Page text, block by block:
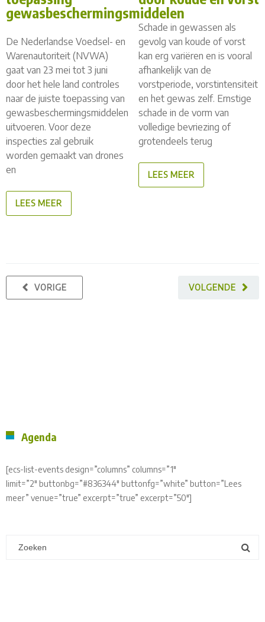
gewasbeschermingsmiddelen
De Nederlandse Voedsel- en
Warenautoriteit (NVWA)
gaat van 23 mei tot 3 juni
door het hele land controles
naar de juiste toepassing van
gewasbeschermingsmiddelen
uitvoeren. Voor deze
inspecties zal gebruik
worden gemaakt van drones
en
LEES MEER
Schade in gewassen als
gevolg van koude of vorst
kan erg variëren en is vooral
afhankelijk van de
vorstperiode, vorstintensiteit
en het gewas zelf. Ernstige
schade in de vorm van
volledige bevriezing of
grotendeels terug
LEES MEER
VOLGENDE
VORIGE
Agenda
[ecs-list-events design=”columns” columns=”1″
limit=”2″ buttonbg=”#836344″ buttonfg=”white” button=”Lees
meer” venue=”true” excerpt=”true” excerpt=”50″]